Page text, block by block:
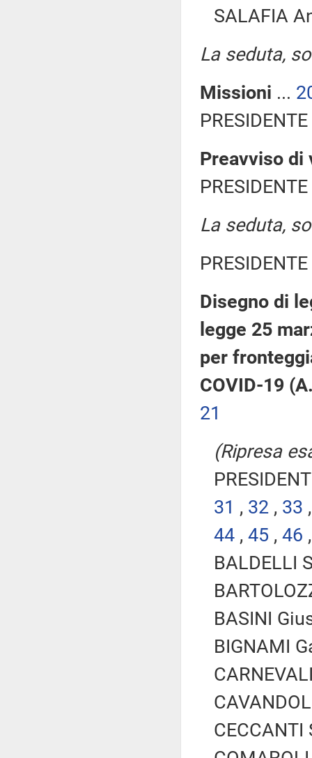
SALAFIA
La seduta,
Missioni ...
Preavviso di
La seduta,
Disegno di
legge 25
per
COVID-19
21
(Ripresa
31 , 32 , 33
44 , 45 , 46
BALDELLI
BASINI
BIGNAMI